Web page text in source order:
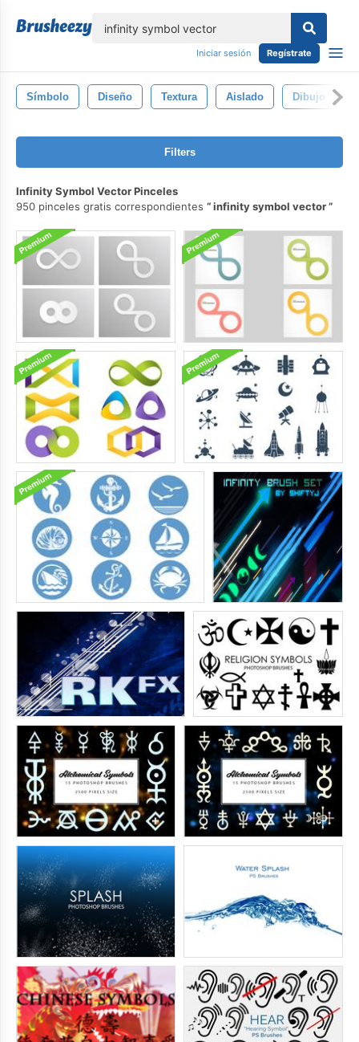
Iniciar sesión Regístrate
Símbolo Diseño Textura Aislado Dibujo
Filters
Infinity Symbol Vector Pinceles
950 pinceles gratis correspondientes
infinity symbol vector